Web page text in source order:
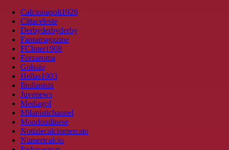
Calcionapoli1926
Cittaceleste
Derbyderbyderby
Fantamagazine
FCInter1908
Forzaroma
Golssip
Hellas1903
Ilmilanista
Juvenews
Mediagol
Milanistichannel
Mondoudinese
Notiziecalciomercato
Numericalcio